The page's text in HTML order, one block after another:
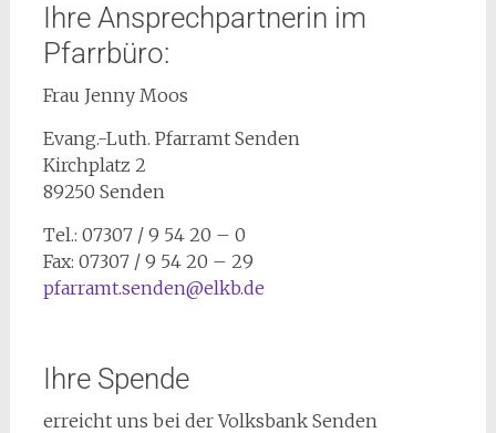
Ihre Ansprechpartnerin im
Pfarrbüro:
Frau Jenny Moos
Evang.-Luth. Pfarramt Senden
Kirchplatz 2
89250 Senden
Tel.: 07307 / 9 54 20 – 0
Fax: 07307 / 9 54 20 – 29
pfarramt.senden@elkb.de
Ihre Spende
erreicht uns bei der Volksbank Senden